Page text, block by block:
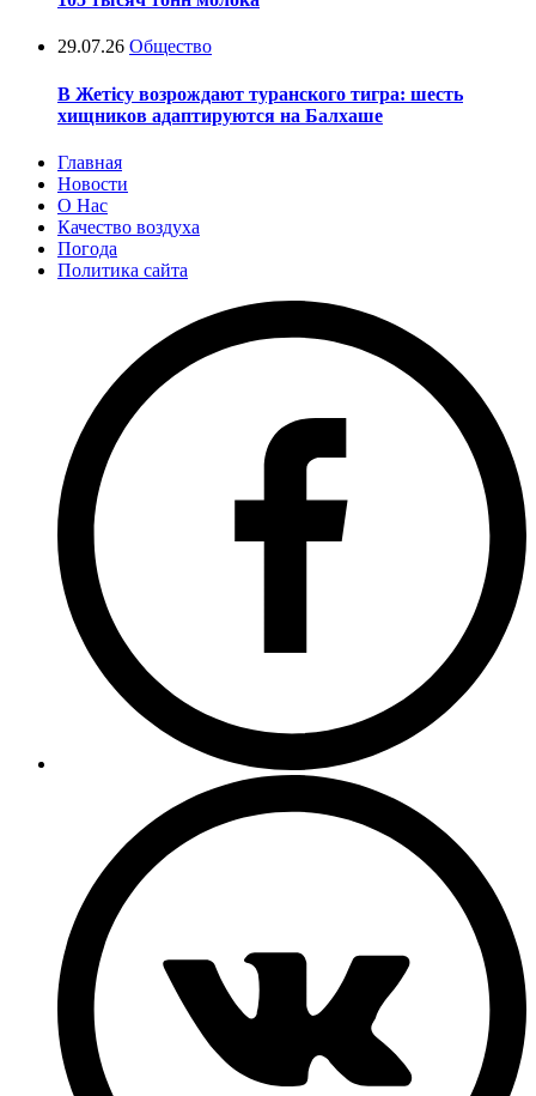
29.07.26 Общество
В Жетісу возрождают туранского тигра: шесть
хищников адаптируются на Балхаше
Главная
Новости
О Нас
Качество воздуха
Погода
Политика сайта